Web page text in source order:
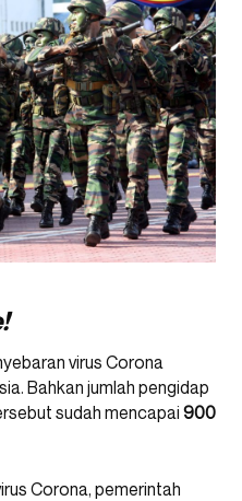
virus Corona
Bahkan jumlah pengidap
sudah mencapai900
Corona, pemerintah